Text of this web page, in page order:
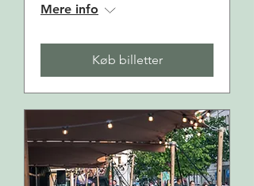
Mere info
Køb billetter